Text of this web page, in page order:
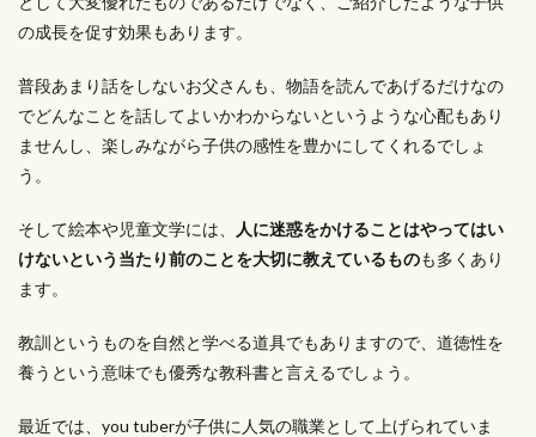
の成長を促す効果もあります。
普段あまり話をしないお父さんも、物語を読んであげるだけなの
でどんなことを話してよいかわからないというような心配もあり
ませんし、楽しみながら子供の感性を豊かにしてくれるでしょ
う。
そして絵本や児童文学には、
人に迷惑をかけることはやってはい
けないという当たり前のことを大切に教えているものも多くあり
ます。
教訓というものを自然と学べる道具でもありますので、道徳性を
養うという意味でも優秀な教科書と言えるでしょう。
最近では、you tuberが子供に人気の職業として上げられていま